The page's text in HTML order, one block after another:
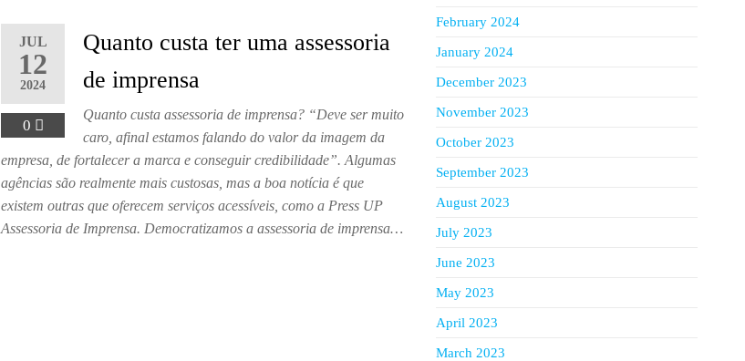
JUL
12
2024
0
Quanto custa ter uma assessoria
de imprensa
Quanto custa assessoria de imprensa? “Deve ser muito
caro, afinal estamos falando do valor da imagem da
empresa, de fortalecer a marca e conseguir credibilidade”. Algumas
agências são realmente mais custosas, mas a boa notícia é que
existem outras que oferecem serviços acessíveis, como a Press UP
Assessoria de Imprensa. Democratizamos a assessoria de imprensa…
February 2024
January 2024
December 2023
November 2023
October 2023
September 2023
August 2023
July 2023
June 2023
May 2023
April 2023
March 2023